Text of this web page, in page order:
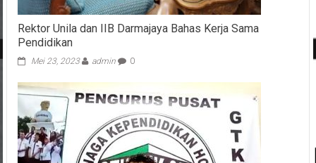
Rektor Unila dan IIB Darmajaya Bahas Kerja Sama
Pendidikan
Mei 23, 2023 admin 0